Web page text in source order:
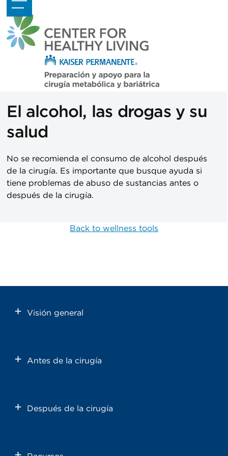
Skip
to
content
Open
mobile
menu
Close
mobile
menu
El alcohol, las drogas y su
salud
No se recomienda el consumo de alcohol después
de la cirugía. Es importante que busque ayuda si
tiene problemas de abuso de sustancias antes o
después de la cirugía.
Back to wellness tools
Visión general
Antes de la cirugía
Después de la cirugía